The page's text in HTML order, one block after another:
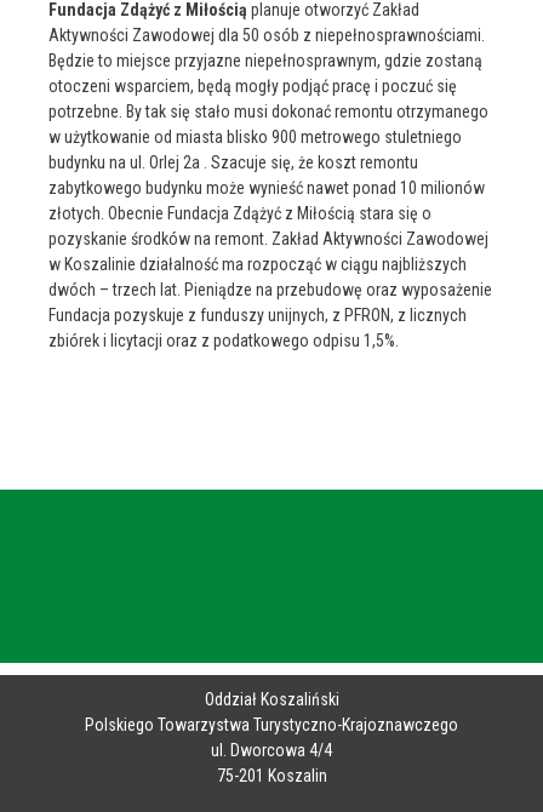
Fundacja Zdążyć z Miłością planuje otworzyć Zakład
Aktywności Zawodowej dla 50 osób z niepełnosprawnościami.
Będzie to miejsce przyjazne niepełnosprawnym, gdzie zostaną
otoczeni wsparciem, będą mogły podjąć pracę i poczuć się
potrzebne. By tak się stało musi dokonać remontu otrzymanego
w użytkowanie od miasta blisko 900 metrowego stuletniego
budynku na ul. Orlej 2a . Szacuje się, że koszt remontu
zabytkowego budynku może wynieść nawet ponad 10 milionów
złotych. Obecnie Fundacja Zdążyć z Miłością stara się o
pozyskanie środków na remont. Zakład Aktywności Zawodowej
w Koszalinie działalność ma rozpocząć w ciągu najbliższych
dwóch – trzech lat. Pieniądze na przebudowę oraz wyposażenie
Fundacja pozyskuje z funduszy unijnych, z PFRON, z licznych
zbiórek i licytacji oraz z podatkowego odpisu 1,5%.
Oddział Koszaliński
Polskiego Towarzystwa Turystyczno-Krajoznawczego
ul. Dworcowa 4/4
75-201 Koszalin